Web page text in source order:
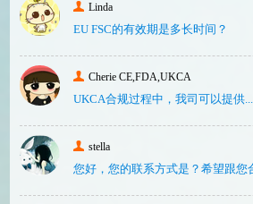
Linda
EU FSC的有效期是多长时间？
Cherie CE,FDA,UKCA
UKCA合‮过规‬程中，我司可‮提以‬供...
stella
您好，您的联系方式是？希望跟您